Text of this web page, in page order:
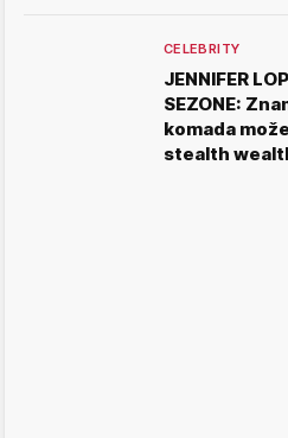
CELEBRITY
JENNIFER
SEZONE:
komada
stealth